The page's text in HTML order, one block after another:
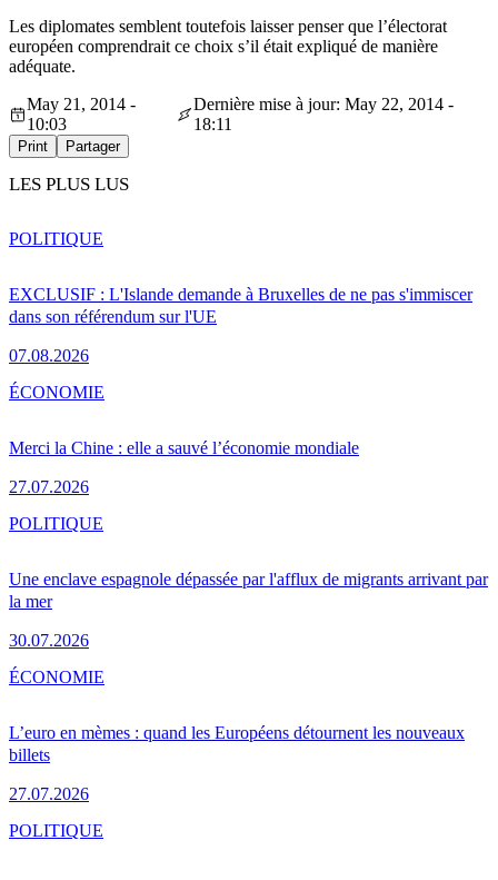
Les diplomates semblent toutefois laisser penser que l’électorat
européen comprendrait ce choix s’il était expliqué de manière
adéquate.
May 21, 2014 -
10:03
Dernière mise à jour: May 22, 2014 -
18:11
Print Partager
LES PLUS LUS
EXCLUSIF : L'Islande demande à Bruxelles de ne pas s'immiscer
dans son référendum sur l'UE
07.08.2026
POLITIQUE
Merci la Chine : elle a sauvé l’économie mondiale
27.07.2026
ÉCONOMIE
Une enclave espagnole dépassée par l'afflux de migrants arrivant par
la mer
30.07.2026
POLITIQUE
L’euro en mèmes : quand les Européens détournent les nouveaux
billets
27.07.2026
ÉCONOMIE
POLITIQUE